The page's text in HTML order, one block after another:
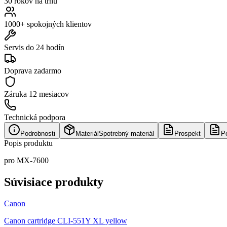
1000+ spokojných klientov
Servis do 24 hodín
Doprava zadarmo
Záruka 12 mesiacov
Technická podpora
Podrobnosti Materiál Spotrebný materiál Prospekt
Popis produktu
pro MX-7600
Súvisiace produkty
Canon
Canon cartridge CLI-551Y XL yellow